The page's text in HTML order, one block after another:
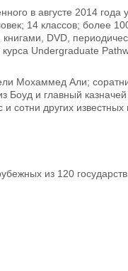
в августе 2014
14 классов; более
DVD,
Undergraduate
Мохаммед Али;
Боуд и главный
других известных
из 120